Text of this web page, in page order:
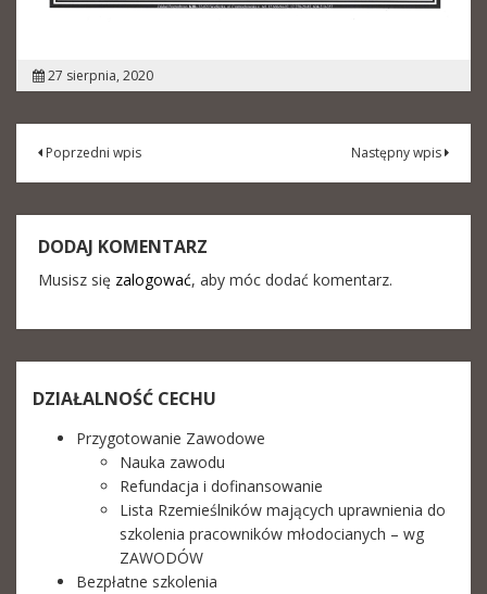
27 sierpnia, 2020
Nawigacja
wpisu
Poprzedni wpis Następny wpis
DODAJ KOMENTARZ
Musisz się zalogować, aby móc dodać komentarz.
DZIAŁALNOŚĆ CECHU
Przygotowanie Zawodowe
Nauka zawodu
Refundacja i dofinansowanie
Lista Rzemieślników mających uprawnienia do
szkolenia pracowników młodocianych – wg
ZAWODÓW
Bezpłatne szkolenia